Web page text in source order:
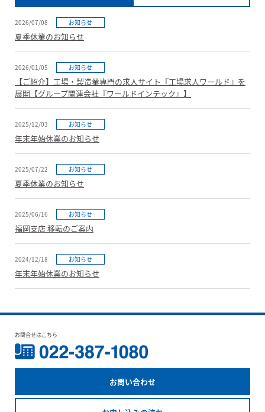
2026/07/08 お知らせ
夏季休業のお知らせ
2026/01/05 お知らせ
【ご紹介】工場・製造業専門の求人サイト『工場求人ワールド』を
展開【グループ関連会社『ワールドインテック』】
2025/12/03 お知らせ
年末年始休業のお知らせ
2025/07/22 お知らせ
夏季休業のお知らせ
2025/06/16 お知らせ
福岡支店 移転のご案内
2024/12/18 お知らせ
年末年始休業のお知らせ
お問合せはこちら
お問い合わせ